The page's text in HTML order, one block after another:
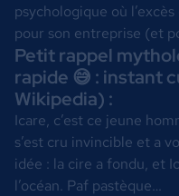
psychologique où
pour son entreprise (et
Petit rappel
rapide 😅 : instant
Wikipedia) :
Icare, c’est ce jeune
s’est cru invincible et a
idée : la cire a fondu, et
l’océan. Paf pastèque…